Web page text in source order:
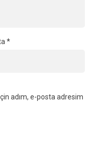
*
adım, e-posta adresim